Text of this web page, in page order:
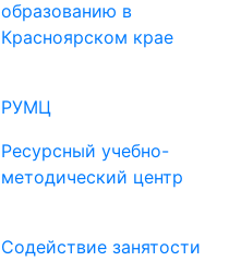
образованию в
Красноярском крае
РУМЦ
Ресурсный учебно-
методический центр
Содействие занятости